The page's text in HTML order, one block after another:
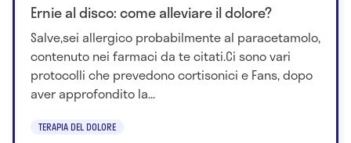
Ernie al disco: come alleviare il dolore?
Salve,sei allergico probabilmente al paracetamolo,
contenuto nei farmaci da te citati.Ci sono vari
protocolli che prevedono cortisonici e Fans, dopo
aver approfondito la...
TERAPIA DEL DOLORE